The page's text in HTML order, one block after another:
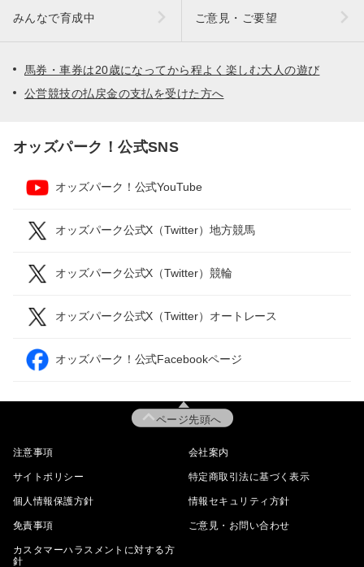
みんなで育成中 ご意見・ご要望
馬券・車券は20歳になってから程よく楽しむ大人の遊び
公営競技の払戻金の支払を受けた方へ
オッズパーク！公式SNS
オッズパーク！公式YouTube
オッズパーク公式X（Twitter）地方競馬
オッズパーク公式X（Twitter）競輪
オッズパーク公式X（Twitter）オートレース
オッズパーク！公式Facebookページ
ページ先頭へ
注意事項 会社案内
サイトポリシー 特定商取引法に基づく表示
個人情報保護方針 情報セキュリティ方針
免責事項 ご意見・お問い合わせ
カスタマーハラスメントに対する方
針